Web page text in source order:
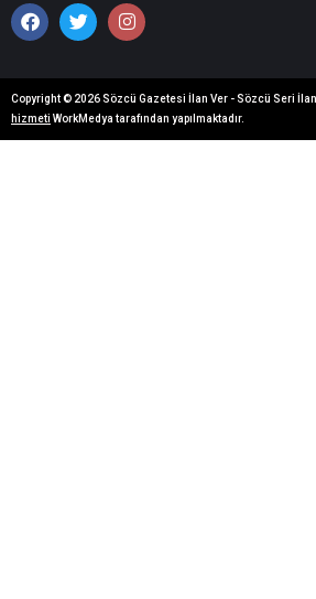
Copyright © 2026 Sözcü Gazetesi İlan Ver - Sözcü Seri İlan
hizmeti WorkMedya tarafından yapılmaktadır.